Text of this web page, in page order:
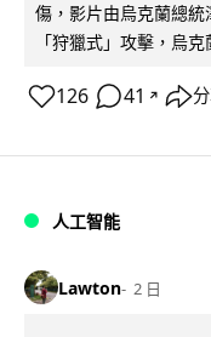
傷，影片由烏克蘭總
「狩獵式」攻擊，烏克
126 41 ↗
人工智能
Lawton 2 日